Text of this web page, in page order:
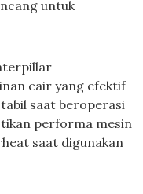
untuk
cair yang efektif
saat beroperasi
performa mesin
saat digunakan